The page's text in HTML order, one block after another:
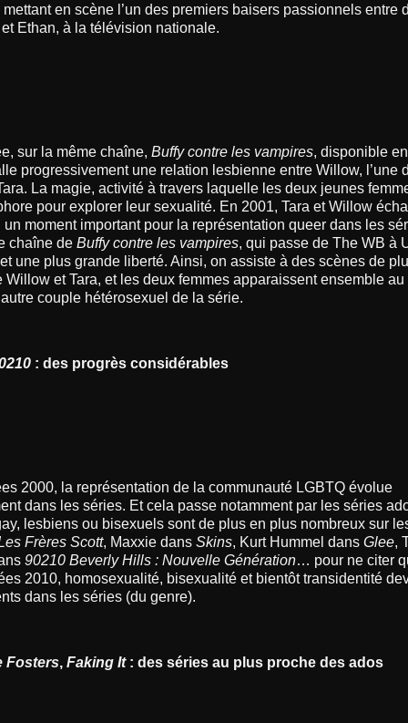
en scène l’un des premiers baisers passionnels entre
Ethan, à la télévision nationale.
sur la même chaîne, Buffy contre les vampires, disponible
progressivement une relation lesbienne entre Willow, l’une
La magie, activité à travers laquelle les deux jeunes
pour explorer leur sexualité. En 2001, Tara et Willow
un moment important pour la représentation queer dans les
chaîne de Buffy contre les vampires, qui passe de The WB à
une plus grande liberté. Ainsi, on assiste à des scènes de
Willow et Tara, et les deux femmes apparaissent ensemble au
couple hétérosexuel de la série.
: des progrès considérables
2000, la représentation de la communauté LGBTQ évolue
dans les séries. Et cela passe notamment par les séries
lesbiens ou bisexuels sont de plus en plus nombreux sur
Frères Scott, Maxxie dans Skins, Kurt Hummel dans Glee,
90210 Beverly Hills : Nouvelle Génération… pour ne citer
2010, homosexualité, bisexualité et bientôt transidentité
dans les séries (du genre).
Fosters, Faking It: des séries au plus proche des ados